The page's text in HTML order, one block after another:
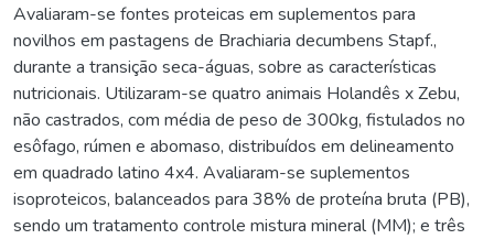
Avaliaram-se fontes proteicas em suplementos para
novilhos em pastagens de Brachiaria decumbens Stapf.,
durante a transição seca-águas, sobre as características
nutricionais. Utilizaram-se quatro animais Holandês x Zebu,
não castrados, com média de peso de 300kg, fistulados no
esôfago, rúmen e abomaso, distribuídos em delineamento
em quadrado latino 4x4. Avaliaram-se suplementos
isoproteicos, balanceados para 38% de proteína bruta (PB),
sendo um tratamento controle mistura mineral (MM); e três